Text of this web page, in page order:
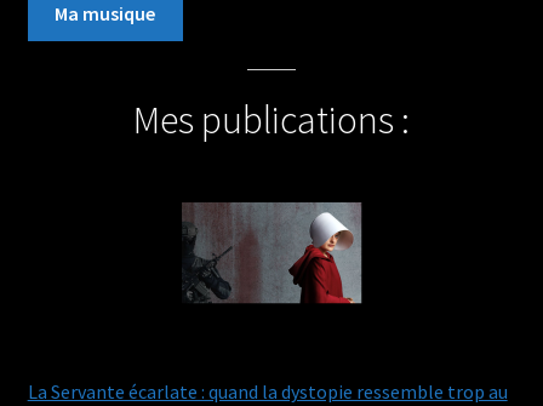
Ma musique
Mes publications :
La Servante écarlate : quand la dystopie ressemble trop au